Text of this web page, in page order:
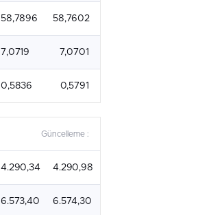
58,7896 58,7602
7,0719 7,0701
0,5836 0,5791
Güncelleme :
4.290,34 4.290,98
6.573,40 6.574,30